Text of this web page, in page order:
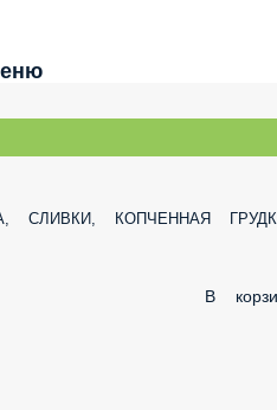
СЛИВКИ, КОПЧЕННАЯ
В